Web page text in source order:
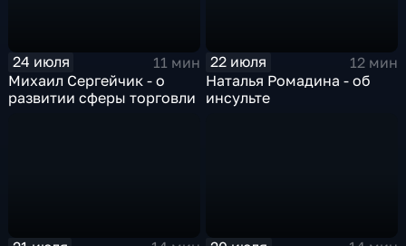
24 июля
11 мин
Михаил Сергейчик - о
развитии сферы торговли
22 июля
12 мин
Наталья Ромадина - об
инсульте